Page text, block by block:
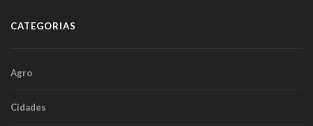
CATEGORIAS
Agro
Cidades